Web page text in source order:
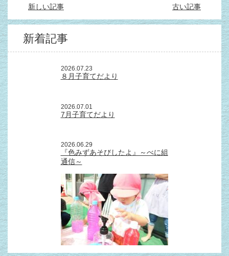
新しい記事 古い記事
新着記事
2026.07.23
８月子育てだより
2026.07.01
7月子育てだより
2026.06.29
『色みずあそびしたよ』～べに組
通信～